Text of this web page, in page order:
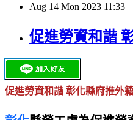
Aug 14 Mon 2023 11:33
促進勞資和諧
促進勞資和諧 彰化縣府推外